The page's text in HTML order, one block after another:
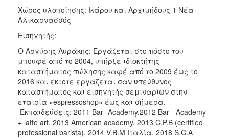
Χώρος υλοποίησης: Ικάρου και Αρχιμήδους 1 Νέα
Αλικαρνασσός
Εισηγητής:
Ο Αργύρης Λυράκης: Εργάζεται στο πόστο του
μπουφέ από το 2004, υπήρξε ιδιοκτήτης
καταστήματος πώλησης καφέ από το 2009 έως το
2016 και έκτοτε εργάζεται σαν υπεύθυνος
καταστήματος και εισηγητής σεμιναρίων στην
εταιρία «espressoshop» έως και σήμερα.
Εκπαιδεύσεις: 2011 Bar -Academy,2012 Bar - Academy
+ latte art, 2013 American academy, 2013 C.P.B (certified
professional barista), 2014 V.B.M Ιταλία, 2018 S.C.A